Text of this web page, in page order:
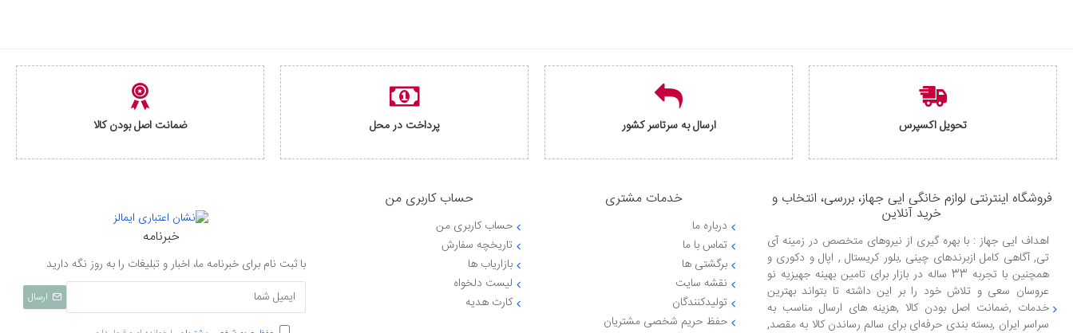
تحویل اکسپرس ارسال به سرتاسر کشور پرداخت در محل ضمانت اصل بودن کالا
فروشگاه اینترنتی لوازم خانگی ایی جهاز، بررسی، انتخاب و
خرید آنلاین
اهداف ایی جهاز : با بهره گیری از نیروهای متخصص در زمینه آی
تی, آگاهی کامل ازبرندهای چینی ,بلور کریستال , اپال و دکوری و
همچنین با تجربه 33 ساله در بازار برای تامین بهینه جهیزیه نو
عروسان سعی و تلاش خود را بر این داشته تا بتواند بهترین
خدمات ,ضمانت اصل بودن کالا ,هزینه های ارسال مناسب به
سراسر ایران ,بسته بندی حرفه‌ای برای سالم رساندن کالا به مقصد,
خدمات مشتری
درباره ما
تماس با ما
برگشتی ها
نقشه سایت
تولیدکنندگان
حفظ حریم شخصی مشتریان
حساب کاربری من
حساب کاربری من
تاریخچه سفارش
بازاریاب ها
لیست دلخواه
کارت هدیه
خبرنامه
با ثبت نام برای خبرنامه ما، اخبار و تبلیغات را به روز نگه دارید
ارسال